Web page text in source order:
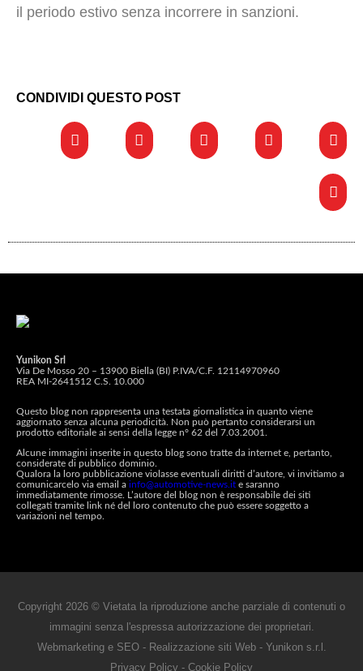
il periodo estivo senza incorrere in sanzioni.
CONDIVIDI QUESTO POST
Yunikon Srl
Via De Mosso 20 – 13900 Biella (BI) P.IVA/C.F. 12114970960
REA MI-2641512 C.S. 10.000
Questo blog non rappresenta una testata giornalistica in quanto viene
aggiornato senza alcuna periodicità. Non può pertanto considerarsi un
prodotto editoriale ai sensi della legge n° 62 del 7.03.2001.
Alcune immagini inserite in questo blog sono tratte da internet e, pertanto,
considerate di pubblico dominio.
Qualora la loro pubblicazione violasse eventuali diritti d’autore, vi invitiamo a
comunicarcelo via email a info@automotive-news.it e saranno
immediatamente rimosse. L’autore del blog non è responsabile dei siti
collegati tramite link né del loro contenuto che può essere soggetto a
variazioni nel tempo.
Copyright 2026 © Vietata la riproduzione anche parziale di contenuti o
immagini senza l'espressa autorizzazione dei proprietari.
Webmarketing e SEO- Realizzazione siti Web- Yunikon s.r.l.
Privacy Policy - Cookie Policy